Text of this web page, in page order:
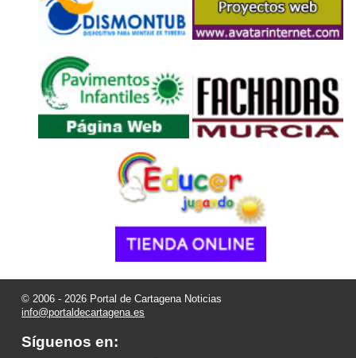
© 2006 - 2026 Portal de Cartagena Noticias
info@portaldecartagena.es
Síguenos en: